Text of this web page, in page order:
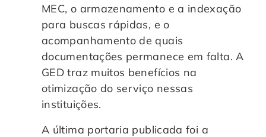
MEC, o armazenamento e a indexação
para buscas rápidas, e o
acompanhamento de quais
documentações permanece em falta. A
GED traz muitos benefícios na
otimização do serviço nessas
instituições.
A última portaria publicada foi a